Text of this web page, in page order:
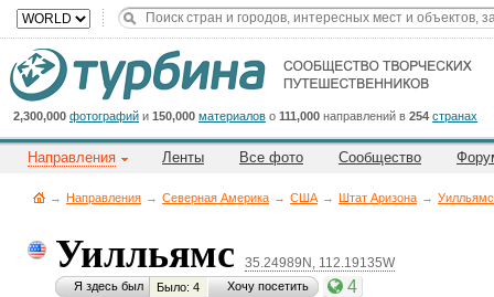
2,300,000 фотографий и 150,000 материалов о 111,000 направлений в 254 странах
Направления Ленты Все фото Сообщество
→ Направления → Северная Америка → CША → Штат Аризона → Уилльямс
Уилльямс 35.24989N, 112.19135W
Я здесь был Было: 4 Хочу посетить 4
Cейчас
на
сайте:
Title
Button